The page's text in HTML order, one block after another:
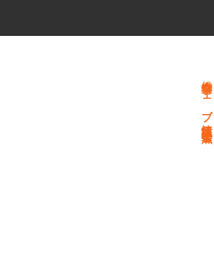
総合文学ウェブ情報誌 文学金魚